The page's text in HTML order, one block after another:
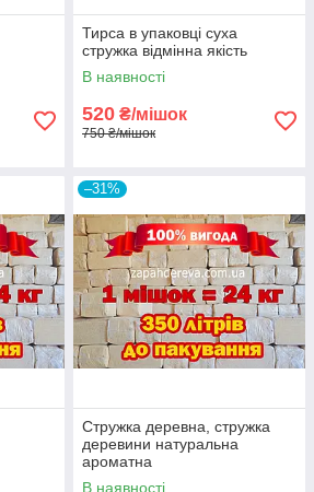
Тирса в упаковці суха
стружка відмінна якість
В наявності
520 ₴/мішок
750 ₴/мішок
–31%
Стружка деревна, стружка
деревини натуральна
ароматна
В наявності